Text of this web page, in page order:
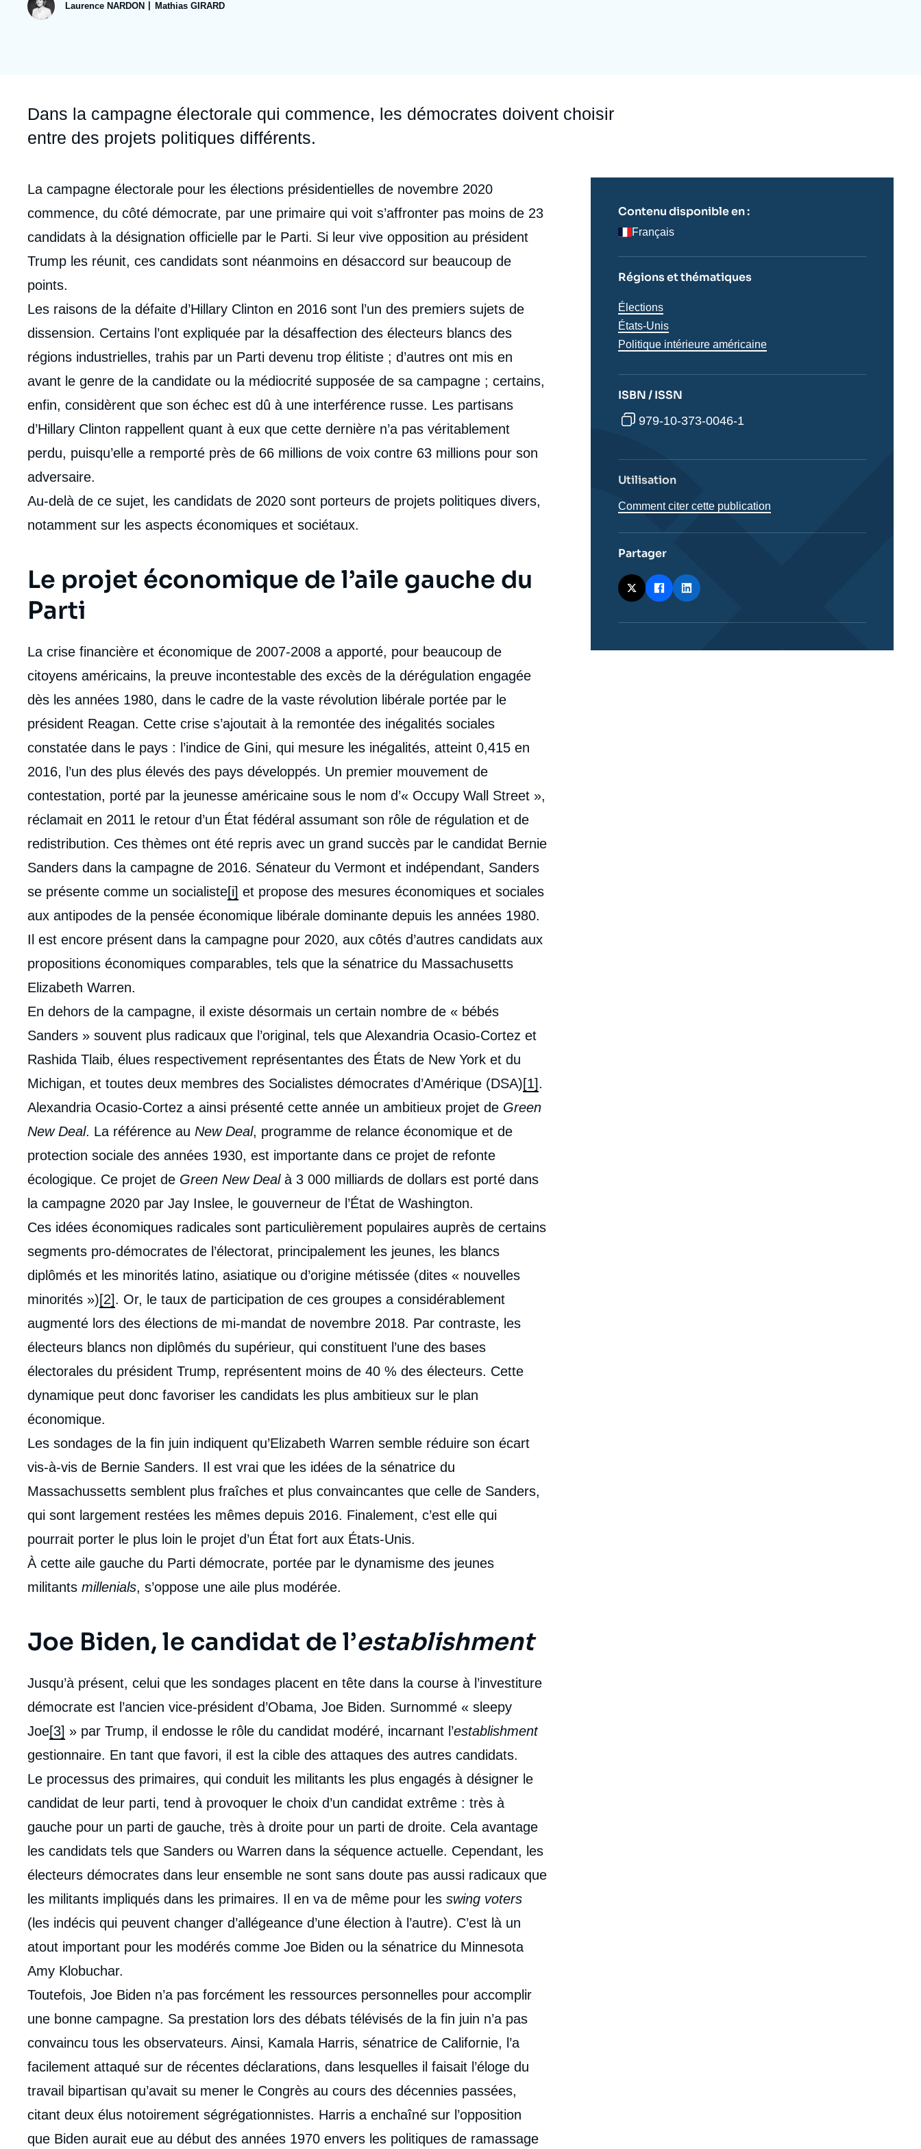
Partenariats et réseaux
Intelligence artificielle
Jeudi 17 septembre 2026 17:30
Laurence NARDON Mathias GIRARD
Accroche
Dans la campagne électorale qui commence, les démocrates doivent choisir
entre des projets politiques différents.
Corps
analyses
La campagne électorale pour les élections présidentielles de novembre 2020
commence, du côté démocrate, par une primaire qui voit s’affronter pas moins de 23
candidats à la désignation officielle par le Parti. Si leur vive opposition au président
Trump les réunit, ces candidats sont néanmoins en désaccord sur beaucoup de
points.
Les raisons de la défaite d’Hillary Clinton en 2016 sont l’un des premiers sujets de
dissension. Certains l’ont expliquée par la désaffection des électeurs blancs des
régions industrielles, trahis par un Parti devenu trop élitiste ; d’autres ont mis en
avant le genre de la candidate ou la médiocrité supposée de sa campagne ; certains,
enfin, considèrent que son échec est dû à une interférence russe. Les partisans
d’Hillary Clinton rappellent quant à eux que cette dernière n’a pas véritablement
perdu, puisqu’elle a remporté près de 66 millions de voix contre 63 millions pour son
adversaire.
Au-delà de ce sujet, les candidats de 2020 sont porteurs de projets politiques divers,
notamment sur les aspects économiques et sociétaux.
Le projet économique de l’aile gauche du
Parti
La crise financière et économique de 2007-2008 a apporté, pour beaucoup de
citoyens américains, la preuve incontestable des excès de la dérégulation engagée
dès les années 1980, dans le cadre de la vaste révolution libérale portée par le
président Reagan. Cette crise s’ajoutait à la remontée des inégalités sociales
constatée dans le pays : l’indice de Gini, qui mesure les inégalités, atteint 0,415 en
2016, l’un des plus élevés des pays développés. Un premier mouvement de
contestation, porté par la jeunesse américaine sous le nom d’« Occupy Wall Street »,
réclamait en 2011 le retour d’un État fédéral assumant son rôle de régulation et de
redistribution. Ces thèmes ont été repris avec un grand succès par le candidat Bernie
Sanders dans la campagne de 2016. Sénateur du Vermont et indépendant, Sanders
se présente comme un socialiste[i] et propose des mesures économiques et sociales
aux antipodes de la pensée économique libérale dominante depuis les années 1980.
Il est encore présent dans la campagne pour 2020, aux côtés d’autres candidats aux
propositions économiques comparables, tels que la sénatrice du Massachusetts
Elizabeth Warren.
En dehors de la campagne, il existe désormais un certain nombre de « bébés
Sanders » souvent plus radicaux que l’original, tels que Alexandria Ocasio-Cortez et
Rashida Tlaib, élues respectivement représentantes des États de New York et du
Michigan, et toutes deux membres des Socialistes démocrates d’Amérique (DSA)[1].
Alexandria Ocasio-Cortez a ainsi présenté cette année un ambitieux projet de Green
New Deal. La référence au New Deal, programme de relance économique et de
protection sociale des années 1930, est importante dans ce projet de refonte
écologique. Ce projet de Green New Dealà 3 000 milliards de dollars est porté dans
la campagne 2020 par Jay Inslee, le gouverneur de l’État de Washington.
Ces idées économiques radicales sont particulièrement populaires auprès de certains
segments pro-démocrates de l’électorat, principalement les jeunes, les blancs
diplômés et les minorités latino, asiatique ou d’origine métissée (dites « nouvelles
minorités »)[2]. Or, le taux de participation de ces groupes a considérablement
augmenté lors des élections de mi-mandat de novembre 2018. Par contraste, les
électeurs blancs non diplômés du supérieur, qui constituent l’une des bases
électorales du président Trump, représentent moins de 40 % des électeurs. Cette
dynamique peut donc favoriser les candidats les plus ambitieux sur le plan
économique.
Les sondages de la fin juin indiquent qu’Elizabeth Warren semble réduire son écart
vis-à-vis de Bernie Sanders. Il est vrai que les idées de la sénatrice du
Massachussetts semblent plus fraîches et plus convaincantes que celle de Sanders,
qui sont largement restées les mêmes depuis 2016. Finalement, c’est elle qui
pourrait porter le plus loin le projet d’un État fort aux États-Unis.
À cette aile gauche du Parti démocrate, portée par le dynamisme des jeunes
militants millenials, s’oppose une aile plus modérée.
Joe Biden, le candidat de l’establishment
Jusqu’à présent, celui que les sondages placent en tête dans la course à l’investiture
démocrate est l’ancien vice-président d’Obama, Joe Biden. Surnommé « sleepy
Joe[3] » par Trump, il endosse le rôle du candidat modéré, incarnant l’establishment
gestionnaire. En tant que favori, il est la cible des attaques des autres candidats.
Le processus des primaires, qui conduit les militants les plus engagés à désigner le
candidat de leur parti, tend à provoquer le choix d’un candidat extrême : très à
gauche pour un parti de gauche, très à droite pour un parti de droite. Cela avantage
les candidats tels que Sanders ou Warren dans la séquence actuelle. Cependant, les
électeurs démocrates dans leur ensemble ne sont sans doute pas aussi radicaux que
les militants impliqués dans les primaires. Il en va de même pour les swing voters
(les indécis qui peuvent changer d’allégeance d’une élection à l’autre). C’est là un
atout important pour les modérés comme Joe Biden ou la sénatrice du Minnesota
Amy Klobuchar.
Toutefois, Joe Biden n’a pas forcément les ressources personnelles pour accomplir
une bonne campagne. Sa prestation lors des débats télévisés de la fin juin n’a pas
convaincu tous les observateurs. Ainsi, Kamala Harris, sénatrice de Californie, l’a
facilement attaqué sur de récentes déclarations, dans lesquelles il faisait l’éloge du
travail bipartisan qu’avait su mener le Congrès au cours des décennies passées,
citant deux élus notoirement ségrégationnistes. Harris a enchaîné sur l’opposition
que Biden aurait eue au début des années 1970 envers les politiques de ramassage
Contenu disponible en :
Français
Régions et thématiques
Thématiques
analyses
Élections
Régions
États-Unis
Politique intérieure américaine
ISBN / ISSN
979-10-373-0046-1
Utilisation
Comment citer cette publication
Partager
Image
de
couverture
de
la
publication
Laurence NARDON, Mathias GIRARD, « Campagne
2020 : le débat d'idées au sein du Parti démocrate »,
Copier